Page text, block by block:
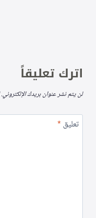
اترك تعليقاً
لن يتم نشر عنوان بريدك الإلكتروني.
تعليق*